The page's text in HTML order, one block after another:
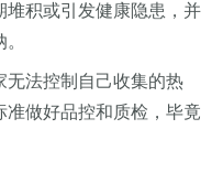
堆积或引发健康隐患，并
无法控制自己收集的热
准做好品控和质检，毕竟